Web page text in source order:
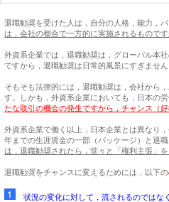
退職勧奨を受けた人は，自分の人格，能力，
は，会社の都合で一方的に実施されるもので
外資系企業では，退職勧奨は，グローバル本
ですから，退職勧奨は日常的風景にすぎません
そもそも法律的には，退職勧奨は，会社から
す。しかも，外資系企業においても，日本の
たな取引の機会の発生ですから，チャンス（
外資系企業で働く以上，日本企業とは異なり
年までの生涯賃金の一部（パッケージ）と退
は，退職勧奨されたら，堂々と「権利主張」
退職勧奨をチャンスに変えるためには，以下の
状況の変化に対して，流されるのではな